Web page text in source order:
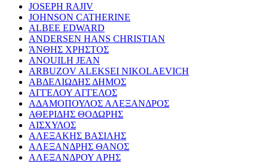
JOSEPH RAJIV
JOHNSON CATHERINE
ALBEE EDWARD
ANDERSEN HANS CHRISTIAN
ΆΝΘΗΣ ΧΡΗΣΤΟΣ
ANOUILH JEAN
ARBUZOV ALEKSEI NIKOLAEVICH
ΑΒΔΕΛΙΩΔΗΣ ΔΗΜΟΣ
ΑΓΓΕΛΟΥ ΑΓΓΕΛΟΣ
ΑΔΑΜΟΠΟΥΛΟΣ ΑΛΕΞΑΝΔΡΟΣ
ΑΘΕΡΙΔΗΣ ΘΟΔΩΡΗΣ
ΑΙΣΧΥΛΟΣ
ΑΛΕΞΑΚΗΣ ΒΑΣΙΛΗΣ
ΑΛΕΞΑΝΔΡΗΣ ΘΑΝΟΣ
ΑΛΕΞΑΝΔΡΟΥ ΑΡΗΣ